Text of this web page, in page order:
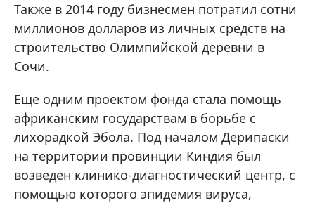
Также в 2014 году бизнесмен потратил сотни
миллионов долларов из личных средств на
строительство Олимпийской деревни в
Сочи.
Еще одним проектом фонда стала помощь
африканским государствам в борьбе с
лихорадкой Эбола. Под началом Дерипаски
на территории провинции Киндия был
возведен клинико-диагностический центр, с
помощью которого эпидемия вируса,